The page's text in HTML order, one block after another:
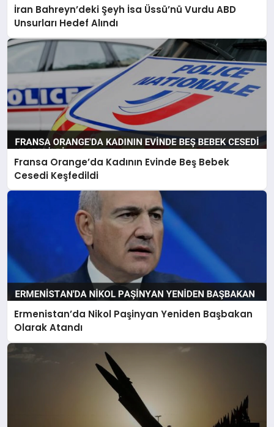
İran Bahreyn’deki Şeyh İsa Üssü’nü Vurdu ABD
Unsurları Hedef Alındı
Fransa Orange’da Kadının Evinde Beş Bebek
Cesedi Keşfedildi
Ermenistan’da Nikol Paşinyan Yeniden Başbakan
Olarak Atandı